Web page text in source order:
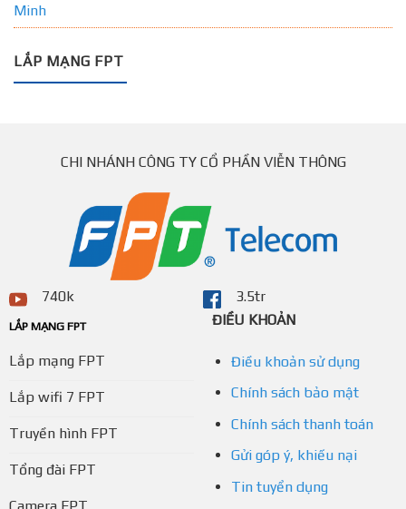
Minh
LẮP MẠNG FPT
CHI NHÁNH CÔNG TY CỔ PHẦN VIỄN THÔNG
740k 3.5tr
LẮP MẠNG FPT
Lắp mạng FPT
Lắp wifi 7 FPT
Truyền hình FPT
Tổng đài FPT
Camera FPT
ĐIỀU KHOẢN
Điều khoản sử dụng
Chính sách bảo mật
Chính sách thanh toán
Gửi góp ý, khiếu nại
Tin tuyển dụng